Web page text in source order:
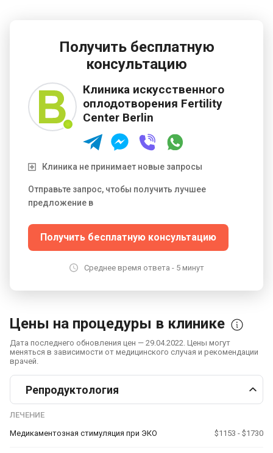
Получить бесплатную
консультацию
Клиника искусственного
оплодотворения Fertility
Center Berlin
Клиника не принимает новые запросы
Отправьте запрос, чтобы получить лучшее
предложение в
Получить бесплатную консультацию
Среднее время ответа - 5 минут
Цены на процедуры в клинике
Дата последнего обновления цен — 29.04.2022. Цены могут
меняться в зависимости от медицинского случая и рекомендации
врачей.
Репродуктология
ЛЕЧЕНИЕ
Медикаментозная стимуляция при ЭКО
$1153 - $1730